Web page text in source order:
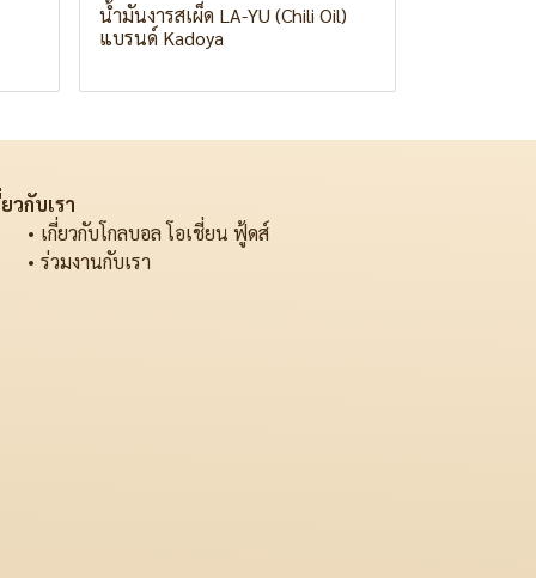
น้ำมันงารสเผ็ด LA-YU (Chili Oil)
แบรนด์ Kadoya
ยวกับเรา
เกี่ยวกับโกลบอล โอเชี่ยน ฟู้ดส์
ร่วมงานกับเรา